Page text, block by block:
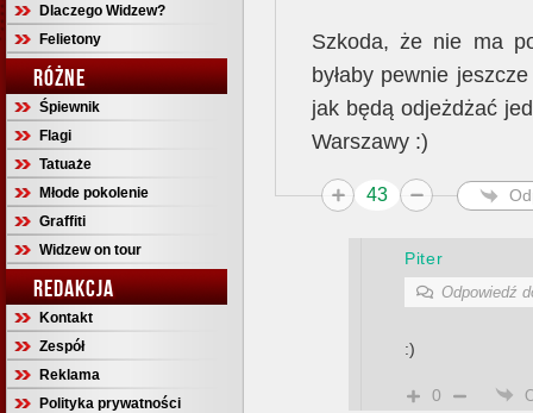
Dlaczego Widzew?
Felietony
RÓŻNE
Śpiewnik
Flagi
Tatuaże
Młode pokolenie
Graffiti
Widzew on tour
REDAKCJA
Kontakt
Zespół
Reklama
Polityka prywatności
Szkoda, że nie ma
byłaby pewnie
jak będą odjeżdżać
Warszawy :)
43
Piter
Odpowiedź
:)
0